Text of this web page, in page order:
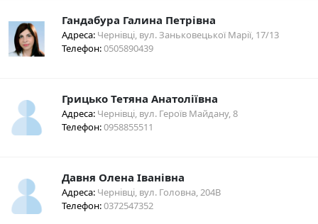
Гандабура Галина Петрівна
Адреса:Чернівці, вул. Заньковецької Марії, 17/13
Телефон:0505890439
Грицько Тетяна Анатоліївна
Адреса:Чернівці, вул. Героїв Майдану, 8
Телефон:0958855511
Давня Олена Іванівна
Адреса:Чернівці, вул. Головна, 204В
Телефон:0372547352